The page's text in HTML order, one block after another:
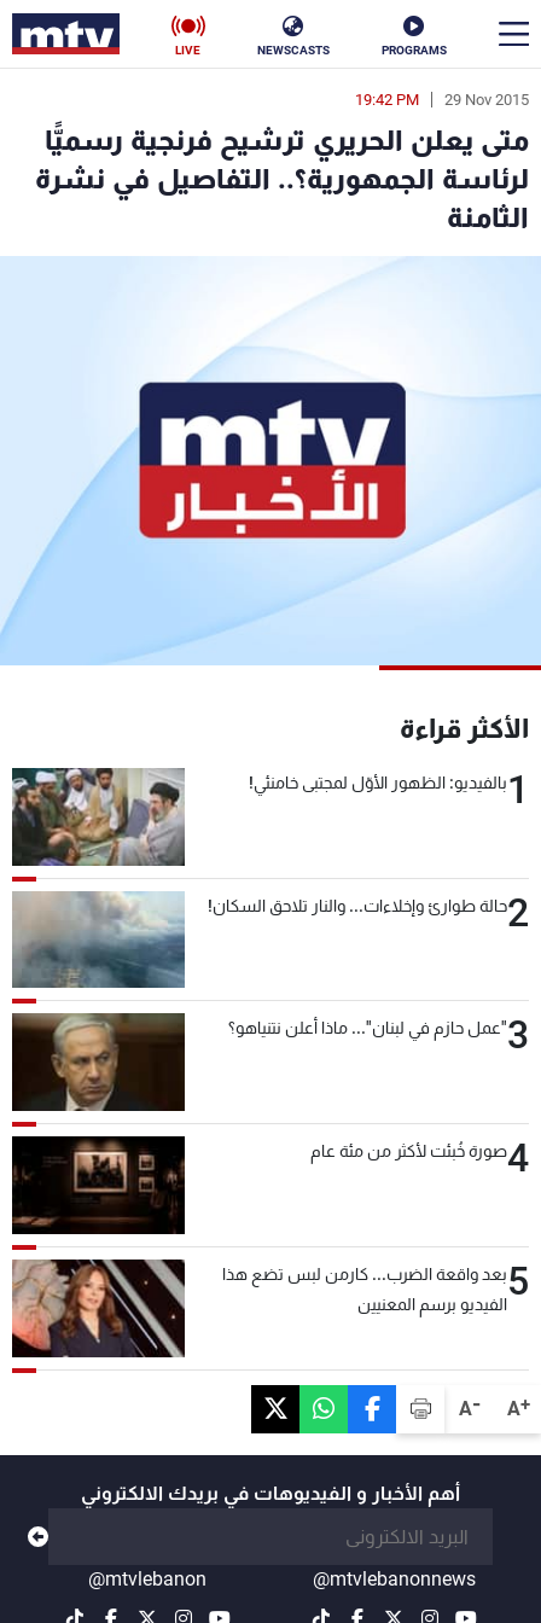
PROGRAMS
NEWSCASTS
LIVE
A+
A-
29 Nov 2015
19:42 PM
متى يعلن الحريري ترشيح فرنجية رسميًّا
لرئاسة الجمهورية؟.. التفاصيل في نشرة
الثامنة
الأكثر قراءة
1بالفيديو: الظهور الأوّل لمجتبى خامنئي!
2حالة طوارئ وإخلاءات... والنار تلاحق السكان!
3"عمل حازم في لبنان"... ماذا أعلن نتنياهو؟
4صورة خُبئت لأكثر من مئة عام
5بعد واقعة الضرب... كارمن لبس تضع هذا
الفيديو برسم المعنيين
أهم الأخبار و الفيديوهات في بريدك الالكتروني
@mtvlebanonnews
@mtvlebanon
en
الأخبار
سياسة
رياضة
كأس العالم
البرامج
جدول البرامج
لاعلاناتكم